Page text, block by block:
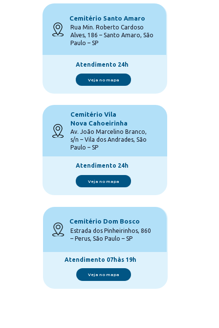
Cemitério Santo Amaro
Rua Min. Roberto Cardoso
Alves, 186 – Santo Amaro, São
Paulo – SP
Atendimento 24h
Veja no mapa
Cemitério Dom Bosco
Cemitério Vila
Nova Cahoeirinha
Estrada dos Pinheirinhos, 860
– Perus, São Paulo – SP
Av. João Marcelino Branco,
s/n – Vila dos Andrades, São
Paulo – SP
Atendimento 24h
Atendimento 07hàs 19h
Veja no mapa
Veja no mapa